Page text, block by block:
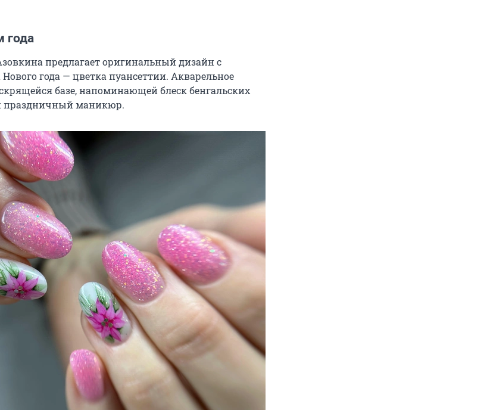
года
предлагает оригинальный дизайн с
года — цветка пуансеттии. Акварельное
базе, напоминающей блеск бенгальских
праздничный маникюр.